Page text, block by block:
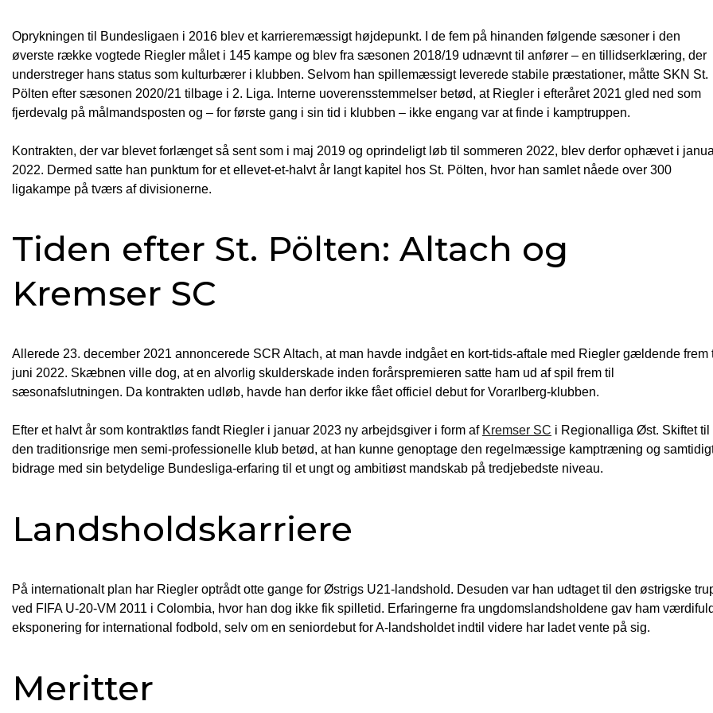
Oprykningen til Bundesligaen i 2016 blev et karrieremæssigt højdepunkt. I de fem på hinanden følgende sæsoner i den
øverste række vogtede Riegler målet i 145 kampe og blev fra sæsonen 2018/19 udnævnt til anfører – en tillidserklæring, der
understreger hans status som kulturbærer i klubben. Selvom han spillemæssigt leverede stabile præstationer, måtte SKN St.
Pölten efter sæsonen 2020/21 tilbage i 2. Liga. Interne uoverensstemmelser betød, at Riegler i efteråret 2021 gled ned som
fjerdevalg på målmandsposten og – for første gang i sin tid i klubben – ikke engang var at finde i kamptruppen.
Kontrakten, der var blevet forlænget så sent som i maj 2019 og oprindeligt løb til sommeren 2022, blev derfor ophævet i
2022. Dermed satte han punktum for et ellevet-et-halvt år langt kapitel hos St. Pölten, hvor han samlet nåede over 300
ligakampe på tværs af divisionerne.
Tiden efter St. Pölten: Altach og
Kremser SC
Allerede 23. december 2021 annoncerede SCR Altach, at man havde indgået en kort-tids-aftale med Riegler gældende frem
juni 2022. Skæbnen ville dog, at en alvorlig skulderskade inden forårspremieren satte ham ud af spil frem til
sæsonafslutningen. Da kontrakten udløb, havde han derfor ikke fået officiel debut for Vorarlberg-klubben.
Efter et halvt år som kontraktløs fandt Riegler i januar 2023 ny arbejdsgiver i form af Kremser SC i Regionalliga Øst. Skiftet til
den traditionsrige men semi-professionelle klub betød, at han kunne genoptage den regelmæssige kamptræning og
bidrage med sin betydelige Bundesliga-erfaring til et ungt og ambitiøst mandskab på tredjebedste niveau.
Landsholdskarriere
På internationalt plan har Riegler optrådt otte gange for Østrigs U21-landshold. Desuden var han udtaget til den østrigske
ved FIFA U-20-VM 2011 i Colombia, hvor han dog ikke fik spilletid. Erfaringerne fra ungdomslandsholdene gav ham
eksponering for international fodbold, selv om en seniordebut for A-landsholdet indtil videre har ladet vente på sig.
Meritter